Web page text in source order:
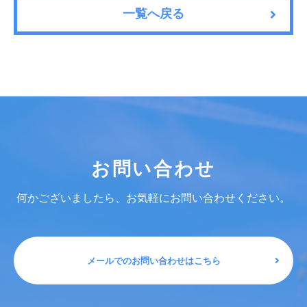
一覧へ戻る
お問い合わせ
何かございましたら、お気軽にお問い合わせください。
メールでのお問い合わせはこちら